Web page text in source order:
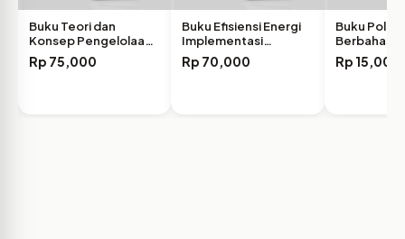
Buku Teori dan
Konsep Pengelolaan
Keuangan…
Rp 75,000
Buku Efisiensi Energi
Implementasi
“PECEL” Sebagai…
Rp 70,000
Buku Pola
Berbahasa
Rp 15,000